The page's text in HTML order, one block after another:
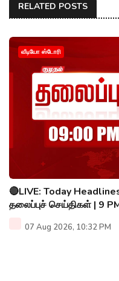
RELATED POSTS
வீடியோ ஸ்டோரி
🔴LIVE: Today
தலைப்புச் செய்திகள் | 9
07 Aug 2026, 10:32 PM